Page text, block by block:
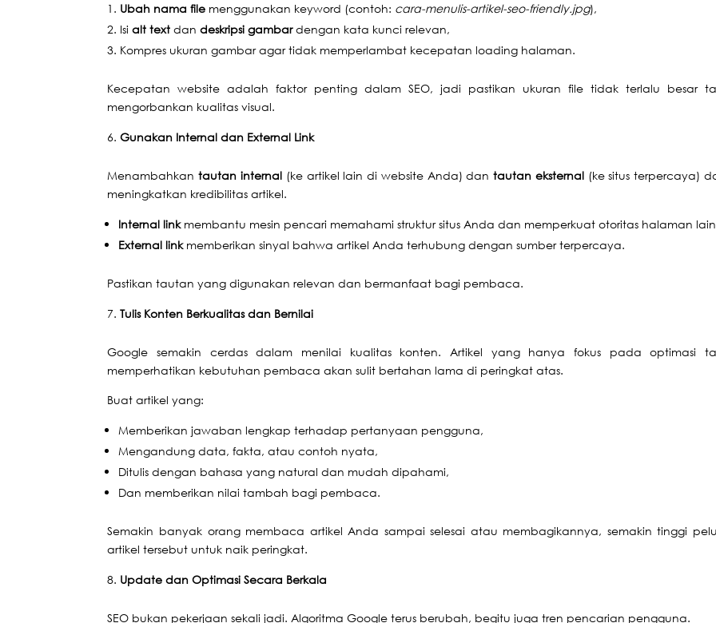
Ubah nama file menggunakan keyword (contoh: cara-menulis-artikel-seo-friendly.jpg),
Isialt text dandeskripsi gambardengan kata kunci relevan,
Kompres ukuran gambar agar tidak memperlambat kecepatan loading halaman.
Kecepatan website adalah faktor penting dalam SEO, jadi pastikan ukuran file tidak terlalu besar
mengorbankan kualitas visual.
Gunakan Internal dan External Link
Menambahkantautan internal(ke artikel lain di website Anda) dantautan eksternal(ke situs terpercaya)
meningkatkan kredibilitas artikel.
Internal linkmembantu mesin pencari memahami struktur situs Anda dan memperkuat otoritas halaman
External linkmemberikan sinyal bahwa artikel Anda terhubung dengan sumber terpercaya.
Pastikan tautan yang digunakan relevan dan bermanfaat bagi pembaca.
Tulis Konten Berkualitas dan Bernilai
Google semakin cerdas dalam menilai kualitas konten. Artikel yang hanya fokus pada optimasi
memperhatikan kebutuhan pembaca akan sulit bertahan lama di peringkat atas.
Buat artikel yang:
Memberikan jawaban lengkap terhadap pertanyaan pengguna,
Mengandung data, fakta, atau contoh nyata,
Ditulis dengan bahasa yang natural dan mudah dipahami,
Dan memberikan nilai tambah bagi pembaca.
Semakin banyak orang membaca artikel Anda sampai selesai atau membagikannya, semakin tinggi
artikel tersebut untuk naik peringkat.
Update dan Optimasi Secara Berkala
SEO bukan pekerjaan sekali jadi. Algoritma Google terus berubah, begitu juga tren pencarian pengguna.